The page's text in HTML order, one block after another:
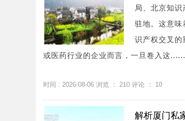
局、北京知
驻地。这意味
识产权交叉的
或医药行业的企业而言，一旦卷入这......
时间 : 2026-08-06 浏览 ： 210 评论 ： 10
解析厦门私